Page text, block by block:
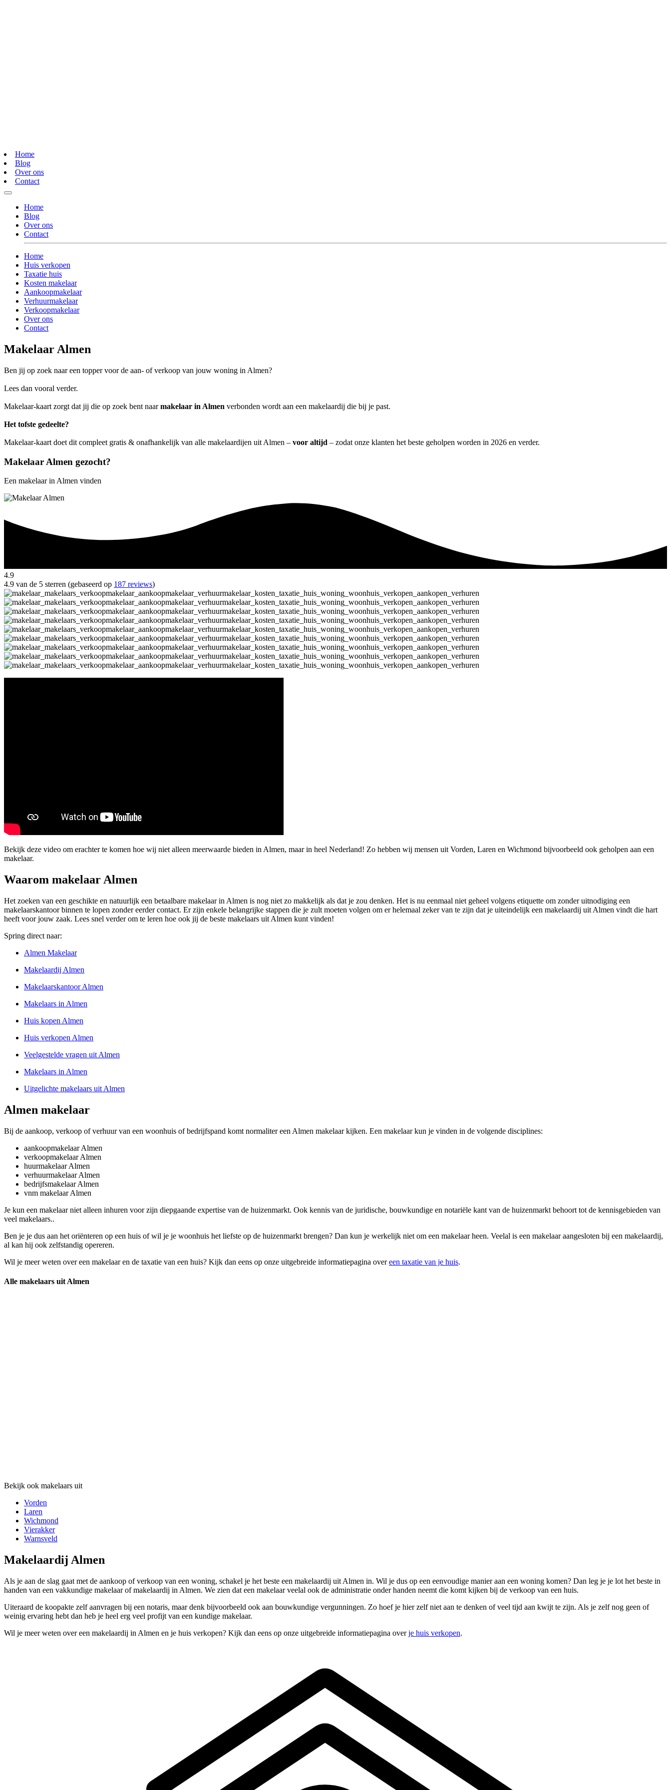
Home
Blog
Over ons
Contact
Home
Blog
Over ons
Contact
Home
Huis verkopen
Taxatie huis
Kosten makelaar
Aankoopmakelaar
Verhuurmakelaar
Verkoopmakelaar
Over ons
Contact
Makelaar Almen
Ben jij op zoek naar een topper voor de aan- of verkoop van jouw woning in Almen?
Lees dan vooral verder.
Makelaar-kaart zorgt dat jij die op zoek bent naarmakelaar in Almen verbonden wordt aan een makelaardij die bij je past.
Het tofste gedeelte?
Makelaar-kaart doet dit compleet gratis & onafhankelijk van alle makelaardijen uit Almen – voor altijd – zodat onze klanten het beste geholpen worden in 2026 en verder.
Makelaar Almen gezocht?
Een makelaar in Almen vinden
4.9
4.9 van de 5 sterren (gebaseerd op 187 reviews)
Bekijk deze video om erachter te komen hoe wij niet alleen meerwaarde bieden in Almen, maar in heel Nederland! Zo hebben wij mensen uit Vorden, Laren en Wichmond bijvoorbeeld ook geholpen aan een
makelaar.
Waarom makelaar Almen
Het zoeken van een geschikte en natuurlijk een betaalbare makelaar in Almen is nog niet zo makkelijk als dat je zou denken. Het is nu eenmaal niet geheel volgens etiquette om zonder uitnodiging een
makelaarskantoor binnen te lopen zonder eerder contact. Er zijn enkele belangrijke stappen die je zult moeten volgen om er helemaal zeker van te zijn dat je uiteindelijk een makelaardij uit Almen vindt die hart
heeft voor jouw zaak. Lees snel verder om te leren hoe ook jij de beste makelaars uit Almen kunt vinden!
Spring direct naar:
Almen Makelaar
Makelaardij Almen
Makelaarskantoor Almen
Makelaars in Almen
Huis kopen Almen
Huis verkopen Almen
Veelgestelde vragen uit Almen
Makelaars in Almen
Uitgelichte makelaars uit Almen
Almen makelaar
Bij de aankoop, verkoop of verhuur van een woonhuis of bedrijfspand komt normaliter een Almen makelaar kijken. Een makelaar kun je vinden in de volgende disciplines:
aankoopmakelaar Almen
verkoopmakelaar Almen
huurmakelaar Almen
verhuurmakelaar Almen
bedrijfsmakelaar Almen
vnm makelaar Almen
Je kun een makelaar niet alleen inhuren voor zijn diepgaande expertise van de huizenmarkt. Ook kennis van de juridische, bouwkundige en notariële kant van de huizenmarkt behoort tot de kennisgebieden van
veel makelaars..
Ben je je dus aan het oriënteren op een huis of wil je je woonhuis het liefste op de huizenmarkt brengen? Dan kun je werkelijk niet om een makelaar heen. Veelal is een makelaar aangesloten bij een makelaardij,
al kan hij ook zelfstandig opereren.
Wil je meer weten over een makelaar en de taxatie van een huis? Kijk dan eens op onze uitgebreide informatiepagina overeen taxatie van je huis.
Alle makelaars uit Almen
Bekijk ook makelaars uit
Vorden
Laren
Wichmond
Vierakker
Warnsveld
Makelaardij Almen
Als je aan de slag gaat met de aankoop of verkoop van een woning, schakel je het beste een makelaardij uit Almen in. Wil je dus op een eenvoudige manier aan een woning komen? Dan leg je je lot het beste in
handen van een vakkundige makelaar of makelaardij in Almen. We zien dat een makelaar veelal ook de administratie onder handen neemt die komt kijken bij de verkoop van een huis.
Uiteraard de koopakte zelf aanvragen bij een notaris, maar denk bijvoorbeeld ook aan bouwkundige vergunningen. Zo hoef je hier zelf niet aan te denken of veel tijd aan kwijt te zijn. Als je zelf nog geen of
weinig ervaring hebt dan heb je heel erg veel profijt van een kundige makelaar.
Wil je meer weten over een makelaardij in Almen en je huis verkopen? Kijk dan eens op onze uitgebreide informatiepagina overje huis verkopen.